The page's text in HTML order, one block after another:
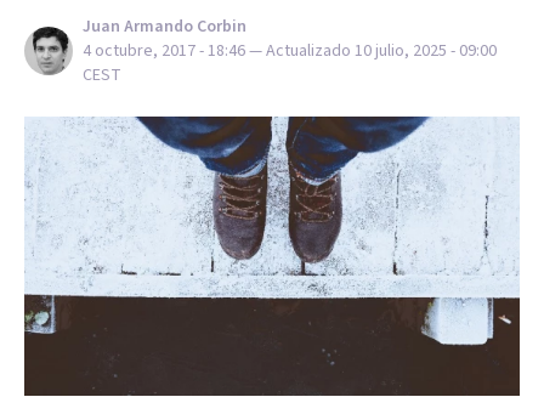
Juan Armando Corbin
4 octubre, 2017 - 18:46— Actualizado 10 julio, 2025 - 09:00
CEST